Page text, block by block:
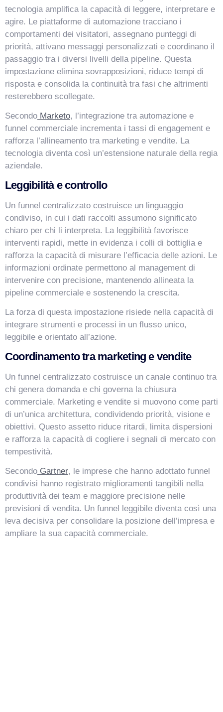
tecnologia amplifica la capacità di leggere, interpretare e
agire. Le piattaforme di automazione tracciano i
comportamenti dei visitatori, assegnano punteggi di
priorità, attivano messaggi personalizzati e coordinano il
passaggio tra i diversi livelli della pipeline. Questa
impostazione elimina sovrapposizioni, riduce tempi di
risposta e consolida la continuità tra fasi che altrimenti
resterebbero scollegate.
Secondo Marketo, l’integrazione tra automazione e
funnel commerciale incrementa i tassi di engagement e
rafforza l’allineamento tra marketing e vendite. La
tecnologia diventa così un’estensione naturale della regia
aziendale.
Leggibilità e controllo
Un funnel centralizzato costruisce un linguaggio
condiviso, in cui i dati raccolti assumono significato
chiaro per chi li interpreta. La leggibilità favorisce
interventi rapidi, mette in evidenza i colli di bottiglia e
rafforza la capacità di misurare l’efficacia delle azioni. Le
informazioni ordinate permettono al management di
intervenire con precisione, mantenendo allineata la
pipeline commerciale e sostenendo la crescita.
La forza di questa impostazione risiede nella capacità di
integrare strumenti e processi in un flusso unico,
leggibile e orientato all’azione.
Coordinamento tra marketing e vendite
Un funnel centralizzato costruisce un canale continuo tra
chi genera domanda e chi governa la chiusura
commerciale. Marketing e vendite si muovono come parti
di un’unica architettura, condividendo priorità, visione e
obiettivi. Questo assetto riduce ritardi, limita dispersioni
e rafforza la capacità di cogliere i segnali di mercato con
tempestività.
Secondo Gartner, le imprese che hanno adottato funnel
condivisi hanno registrato miglioramenti tangibili nella
produttività dei team e maggiore precisione nelle
previsioni di vendita. Un funnel leggibile diventa così una
leva decisiva per consolidare la posizione dell’impresa e
ampliare la sua capacità commerciale.